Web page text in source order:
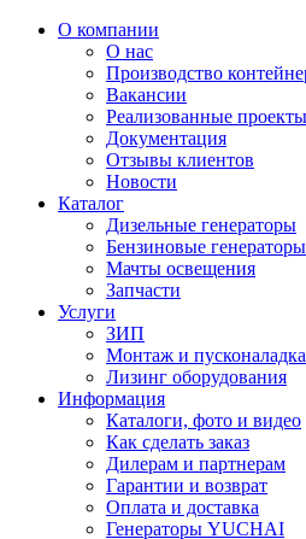
О компании
О нас
Производство
Вакансии
Реализованные проекты
Документация
Отзывы клиентов
Новости
Каталог
Дизельные генераторы
Бензиновые генераторы
Мачты освещения
Запчасти
Услуги
ЗИП
Монтаж и пусконаладка
Лизинг оборудования
Информация
Каталоги, фото и видео
Как сделать заказ
Дилерам и партнерам
Гарантии и возврат
Оплата и доставка
Генераторы YUCHAI